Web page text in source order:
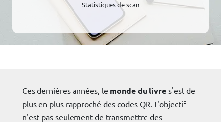
Statistiques de scan
Ces dernières années, le monde du livre s'est de
plus en plus rapproché des codes QR. L'objectif
n'est pas seulement de transmettre des